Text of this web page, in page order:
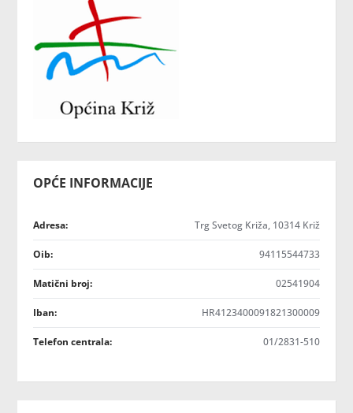
OPĆE INFORMACIJE
Adresa: Trg Svetog Križa, 10314 Križ
Oib: 94115544733
Matični broj: 02541904
Iban: HR4123400091821300009
Telefon centrala: 01/2831-510